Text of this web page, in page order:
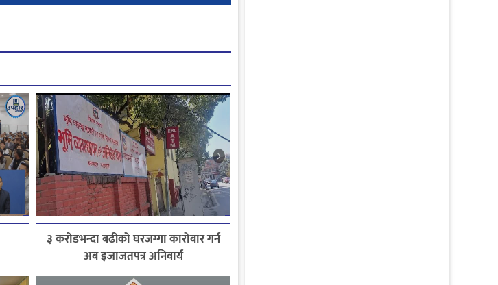
३ करोडभन्दा बढीको घरजग्गा कारोबार गर्न
अब इजाजतपत्र अनिवार्य